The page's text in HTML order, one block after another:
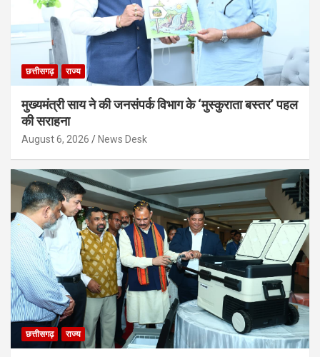
छत्तीसगढ़ राज्य
मुख्यमंत्री साय ने की जनसंपर्क विभाग के ‘मुस्कुराता बस्तर’ पहल
की सराहना
August 6, 2026 News Desk
छत्तीसगढ़ राज्य